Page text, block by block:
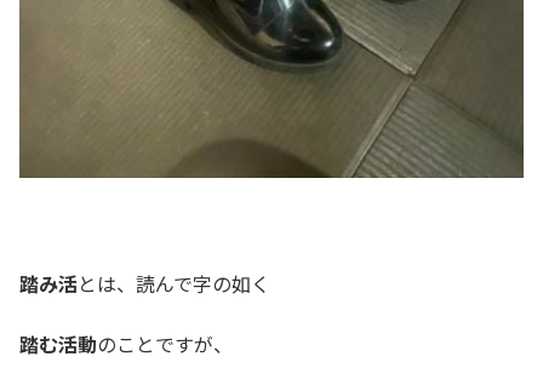
踏み活とは、読んで字の如く
踏む活動のことですが、